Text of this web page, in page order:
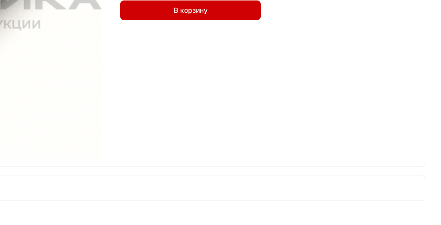
В корзину